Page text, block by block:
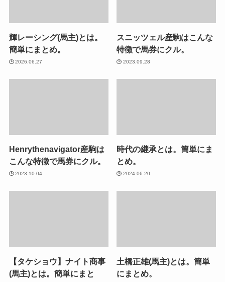
輝レーシング(馬主)とは。
簡単にまとめ。
2026.06.27
スニッツェル産駒はこんな
特徴で馬券にクル。
2023.09.28
Henrythenavigator産駒は
こんな特徴で馬券にクル。
2023.10.04
時代の継承とは。簡単にま
とめ。
2024.06.20
【タケショウ】ナイト商事
(馬主)とは。簡単にまと
土橋正雄(馬主)とは。簡単
にまとめ。